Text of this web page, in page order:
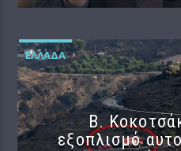
ΕΛΛΆΔΑ
Β.
εξοπλισμό